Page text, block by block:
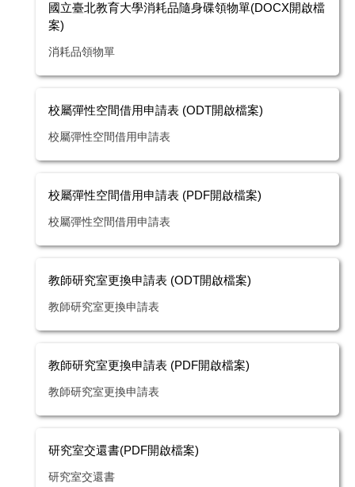
國立臺北教育大學消耗品隨身碟領物單(DOCX開啟檔
案)
消耗品領物單
校屬彈性空間借用申請表 (ODT開啟檔案)
校屬彈性空間借用申請表
校屬彈性空間借用申請表 (PDF開啟檔案)
校屬彈性空間借用申請表
教師研究室更換申請表 (ODT開啟檔案)
教師研究室更換申請表
教師研究室更換申請表 (PDF開啟檔案)
教師研究室更換申請表
研究室交還書(PDF開啟檔案)
研究室交還書